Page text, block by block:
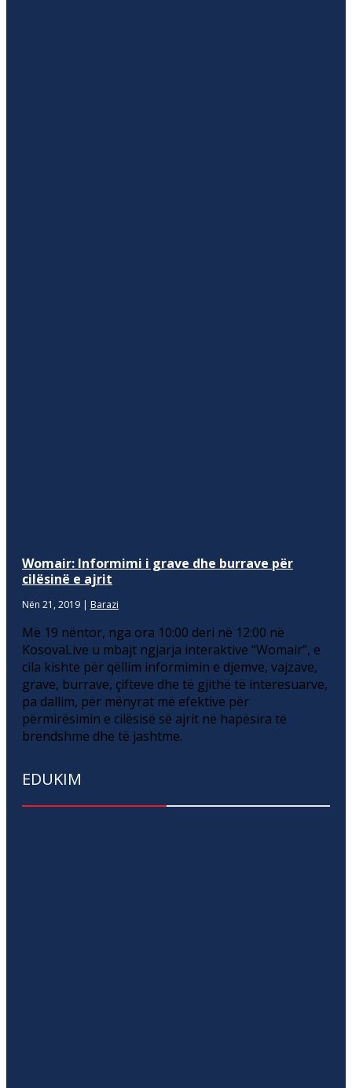
Womair: Informimi i grave dhe burrave për
cilësinë e ajrit
Nën 21, 2019 | Barazi
Më 19 nëntor, nga ora 10:00 deri në 12:00 në
KosovaLive u mbajt ngjarja interaktive “Womair”, e
cila kishte për qëllim informimin e djemve, vajzave,
grave, burrave, çifteve dhe të gjithë të interesuarve,
pa dallim, për mënyrat më efektive për
përmirësimin e cilësisë së ajrit në hapësira të
brendshme dhe të jashtme.
EDUKIM